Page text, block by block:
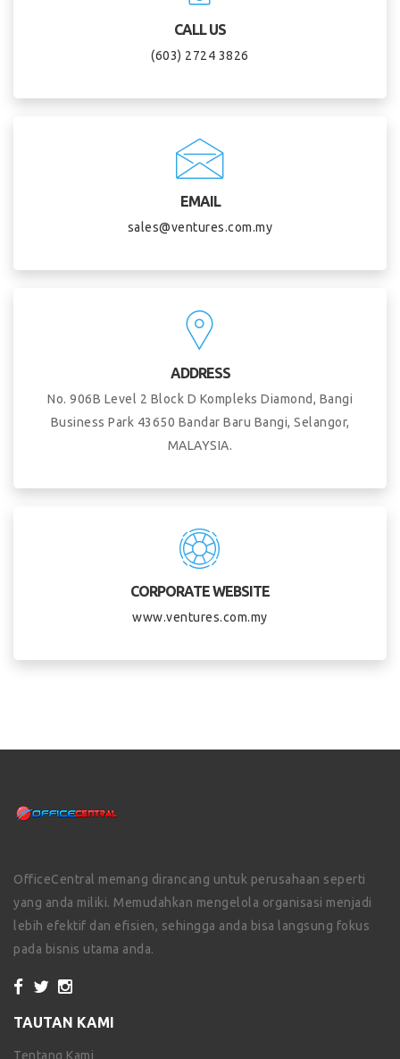
CALL US
(603) 2724 3826
EMAIL
sales@ventures.com.my
ADDRESS
No. 906B Level 2 Block D Kompleks Diamond, Bangi
Business Park 43650 Bandar Baru Bangi, Selangor,
MALAYSIA.
CORPORATE WEBSITE
www.ventures.com.my
OfficeCentral memang dirancang untuk perusahaan seperti
yang anda miliki. Memudahkan mengelola organisasi menjadi
lebih efektif dan efisien, sehingga anda bisa langsung fokus
pada bisnis utama anda.
TAUTAN KAMI
Tentang Kami